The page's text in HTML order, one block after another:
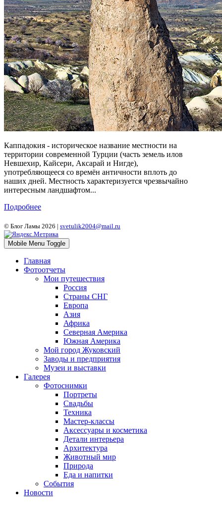
Каппадокия - историческое название местности на
территории современной Турции (часть земель илов
Невшехир, Кайсери, Аксарай и Нигде),
употребляющееся со времён античности вплоть до
наших дней. Местность характеризуется чрезвычайно
интересным ландшафтом...
Подробнее
© Блог Ламы 2026 | svetulik2004@mail.ru
Mobile Menu Toggle
Главная
Фотоотчеты
Мои путешествия
Россия
Страны СНГ
Европа
Азия
Африка
Северная Америка
Южная Америка
Мой город Жуковский
Заводы и предприятия
Музеи и выставки
Галерея
Фотоснимки
Портреты
Свадьбы
Техника
Мастер-классы
Аксессуары и косметика
Детали интерьера
Архитектура
Животный мир
Природа
Еда и напитки
События
Новости